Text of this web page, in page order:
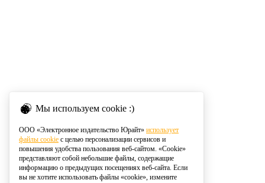
Мы используем cookie :)
ООО «Электронное издательство Юрайт» использует
файлы cookie с целью персонализации сервисов и
повышения удобства пользования веб-сайтом. «Cookie»
представляют собой небольшие файлы, содержащие
информацию о предыдущих посещениях веб-сайта. Если
вы не хотите использовать файлы «cookie», измените